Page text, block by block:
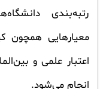
رتبه‌بندی
معیارهایی همچون
اعتبار علمی و
انجام می‌شود.